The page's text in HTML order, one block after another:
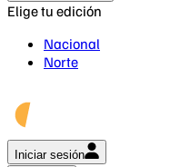
Elige tu edición
Nacional
Norte
Iniciar sesión